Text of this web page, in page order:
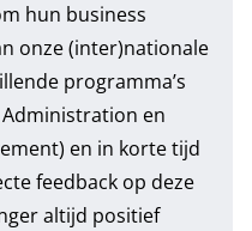
hun business
onze (inter)nationale
programma’s
Administration en
en in korte tijd
feedback op deze
altijd positief